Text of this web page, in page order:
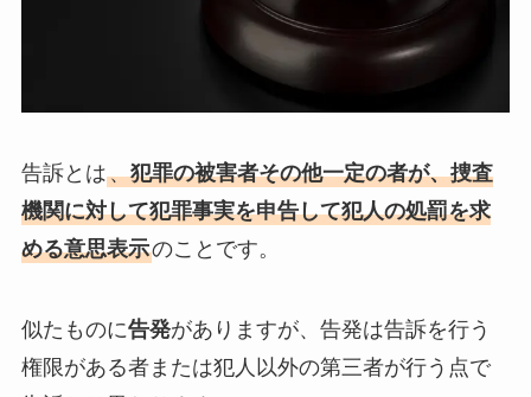
告訴とは、犯罪の被害者その他一定の者が、捜査
機関に対して犯罪事実を申告して犯人の処罰を求
める意思表示のことです。
似たものに告発がありますが、告発は告訴を行う
権限がある者または犯人以外の第三者が行う点で